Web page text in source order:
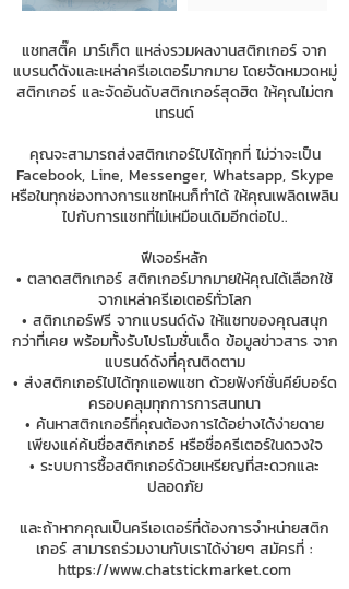
แชทสติ๊ค มาร์เก็ต แหล่งรวมผลงานสติกเกอร์ จาก
แบรนด์ดังและเหล่าครีเอเตอร์มากมาย โดยจัดหมวดหมู่
สติกเกอร์ และจัดอันดับสติกเกอร์สุดฮิต ให้คุณไม่ตก
เทรนด์
คุณจะสามารถส่งสติกเกอร์ไปได้ทุกที่ ไม่ว่าจะเป็น
Facebook, Line, Messenger, Whatsapp, Skype
หรือในทุกช่องทางการแชทไหนก็ทำได้ ให้คุณเพลิดเพลิน
ไปกับการแชทที่ไม่เหมือนเดิมอีกต่อไป..
ฟีเจอร์หลัก
• ตลาดสติกเกอร์ สติกเกอร์มากมายให้คุณได้เลือกใช้
จากเหล่าครีเอเตอร์ทั่วโลก
• สติกเกอร์ฟรี จากแบรนด์ดัง ให้แชทของคุณสนุก
กว่าที่เคย พร้อมทั้งรับโปรโมชั่นเด็ด ข้อมูลข่าวสาร จาก
แบรนด์ดังที่คุณติดตาม
• ส่งสติกเกอร์ไปได้ทุกแอพแชท ด้วยฟังก์ชั่นคีย์บอร์ด
ครอบคลุมทุกการการสนทนา
• ค้นหาสติกเกอร์ที่คุณต้องการได้อย่างได้ง่ายดาย
เพียงแค่ค้นชื่อสติกเกอร์ หรือชื่อครีเตอร์ในดวงใจ
• ระบบการซื้อสติกเกอร์ด้วยเหรียญที่สะดวกและ
ปลอดภัย
และถ้าหากคุณเป็นครีเอเตอร์ที่ต้องการจำหน่ายสติก
เกอร์ สามารถร่วมงานกับเราได้ง่ายๆ สมัครที่ :
https://www.chatstickmarket.com